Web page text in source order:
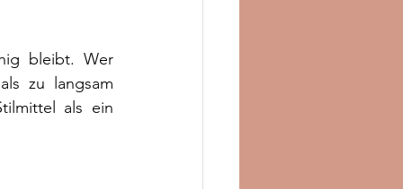
bleibt. Wer
zu langsam
als ein